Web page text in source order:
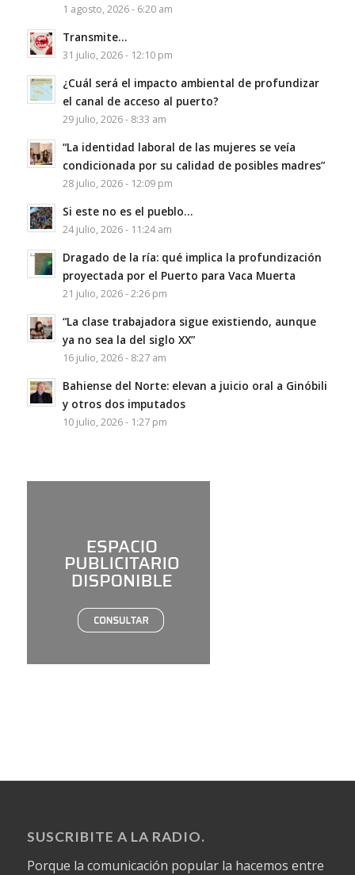
1 agosto, 2026 - 6:20 am
Transmite…
31 julio, 2026 - 12:10 pm
¿Cuál será el impacto ambiental de profundizar
el canal de acceso al puerto?
29 julio, 2026 - 8:33 am
“La identidad laboral de las mujeres se veía
condicionada por su calidad de posibles madres”
28 julio, 2026 - 12:09 pm
Si este no es el pueblo…
24 julio, 2026 - 11:24 am
Dragado de la ría: qué implica la profundización
proyectada por el Puerto para Vaca Muerta
21 julio, 2026 - 2:26 pm
“La clase trabajadora sigue existiendo, aunque
ya no sea la del siglo XX”
16 julio, 2026 - 8:27 am
Bahiense del Norte: elevan a juicio oral a Ginóbili
y otros dos imputados
10 julio, 2026 - 1:27 pm
SUSCRIBITE A LA RADIO.
Porque la comunicación popular la hacemos entre